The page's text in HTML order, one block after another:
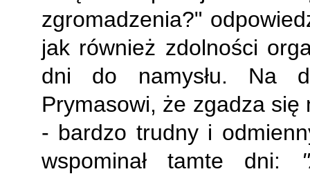
zgromadzenia?"
jak również zdolności
dni do namysłu. Na
Prymasowi, że zgadza się
- bardzo trudny i
wspominał tamte dni: